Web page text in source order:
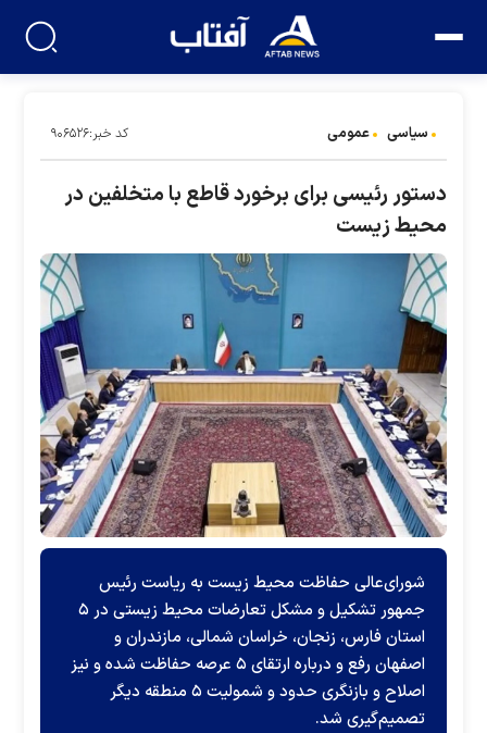
سیاسی عمومی کد خبر:۹۰۶۵۲۶
دستور رئیسی برای برخورد قاطع با متخلفین در
محیط زیست
شورای‌عالی حفاظت محیط زیست به ریاست رئیس
جمهور تشکیل و مشکل تعارضات محیط زیستی در ۵
استان فارس، زنجان، خراسان شمالی، مازندران و
اصفهان رفع و درباره ارتقای ۵ عرصه حفاظت شده و نیز
اصلاح و بازنگری حدود و شمولیت ۵ منطقه دیگر
تصمیم‌گیری شد.